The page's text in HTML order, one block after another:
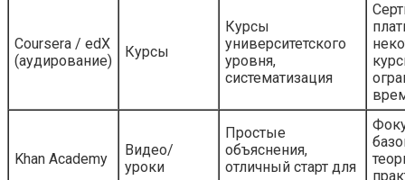
Coursera / edX
(аудирование)
Курсы
Курсы
университетского
уровня,
систематизация
Khan Academy
Видео/
уроки
Простые
объяснения,
отличный старт для